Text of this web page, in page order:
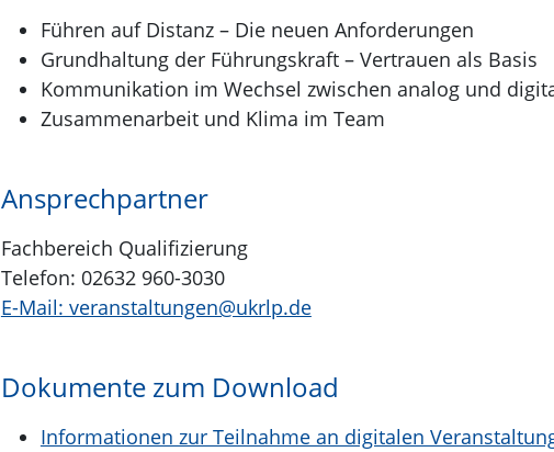
Führen auf Distanz – Die neuen Anforderungen
Grundhaltung der Führungskraft – Vertrauen als Basis
Kommunikation im Wechsel zwischen analog und
Zusammenarbeit und Klima im Team
Ansprechpartner
Fachbereich Qualifizierung
Telefon: 02632 960-3030
E-Mail: veranstaltungen@ukrlp.de
Dokumente zum Download
Informationen zur Teilnahme an digitalen